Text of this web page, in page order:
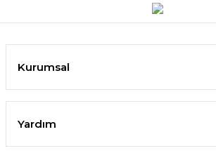
452,28 TL
Kurumsal
Yardım